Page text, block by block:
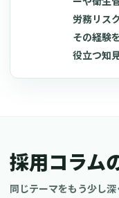
労務リス
その経験
役立つ知
採用コラム
同じテーマをもう少し